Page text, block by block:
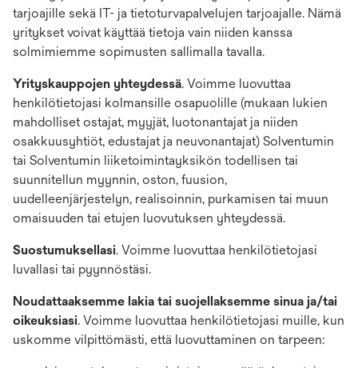
tarjoajille sekä IT- ja tietoturvapalvelujen tarjoajalle. Nämä
yritykset voivat käyttää tietoja vain niiden kanssa
solmimiemme sopimusten sallimalla tavalla.
Yrityskauppojen yhteydessä. Voimme luovuttaa
henkilötietojasi kolmansille osapuolille (mukaan lukien
mahdolliset ostajat, myyjät, luotonantajat ja niiden
osakkuusyhtiöt, edustajat ja neuvonantajat) Solventumin
tai Solventumin liiketoimintayksikön todellisen tai
suunnitellun myynnin, oston, fuusion,
uudelleenjärjestelyn, realisoinnin, purkamisen tai muun
omaisuuden tai etujen luovutuksen yhteydessä.
Suostumuksellasi. Voimme luovuttaa henkilötietojasi
luvallasi tai pyynnöstäsi.
Noudattaaksemme lakia tai suojellaksemme sinua ja/tai
oikeuksiasi. Voimme luovuttaa henkilötietojasi muille, kun
uskomme vilpittömästi, että luovuttaminen on tarpeen: